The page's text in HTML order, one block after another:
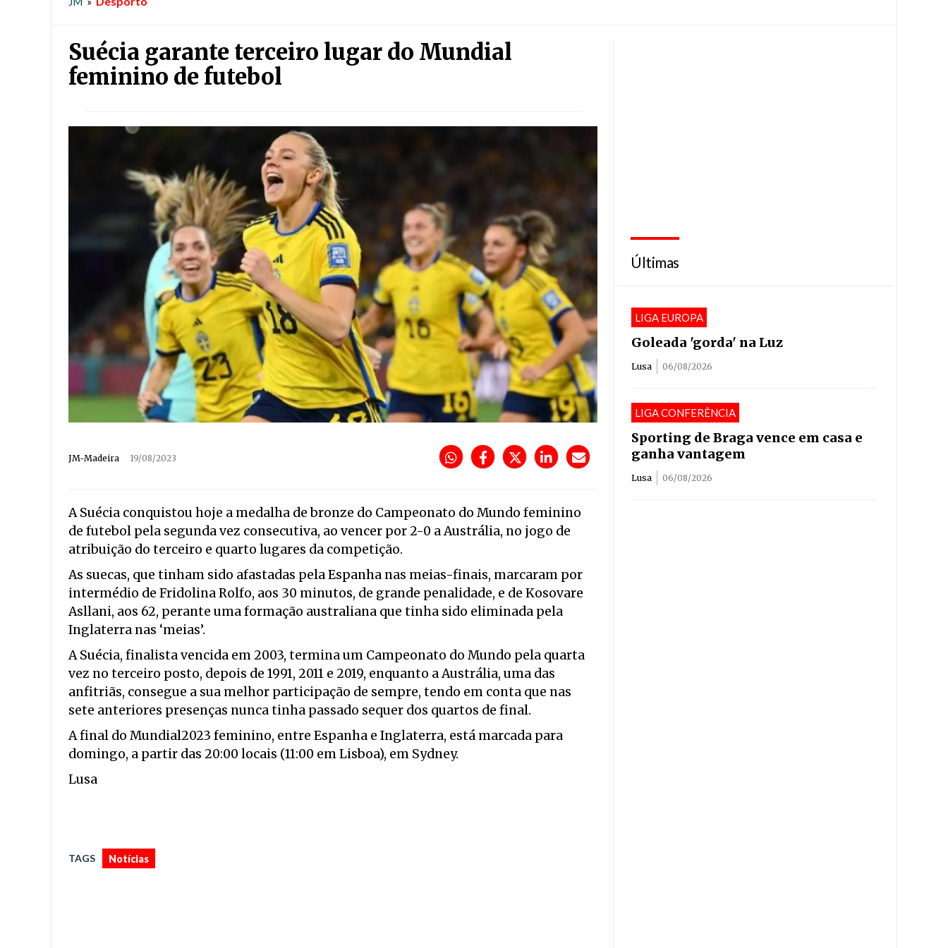
Suécia garante terceiro lugar do Mundial
feminino de futebol
JM-Madeira 19/08/2023
A Suécia conquistou hoje a medalha de bronze do Campeonato do Mundo feminino
de futebol pela segunda vez consecutiva, ao vencer por 2-0 a Austrália, no jogo de
atribuição do terceiro e quarto lugares da competição.
As suecas, que tinham sido afastadas pela Espanha nas meias-finais, marcaram por
intermédio de Fridolina Rolfo, aos 30 minutos, de grande penalidade, e de Kosovare
Asllani, aos 62, perante uma formação australiana que tinha sido eliminada pela
Inglaterra nas ‘meias’.
A Suécia, finalista vencida em 2003, termina um Campeonato do Mundo pela quarta
vez no terceiro posto, depois de 1991, 2011 e 2019, enquanto a Austrália, uma das
anfitriãs, consegue a sua melhor participação de sempre, tendo em conta que nas
sete anteriores presenças nunca tinha passado sequer dos quartos de final.
A final do Mundial2023 feminino, entre Espanha e Inglaterra, está marcada para
domingo, a partir das 20:00 locais (11:00 em Lisboa), em Sydney.
Lusa
TAGS Notícias
Últimas
LIGA EUROPA
Goleada 'gorda' na Luz
Lusa 06/08/2026
LIGA CONFERÊNCIA
Sporting de Braga vence em casa e
ganha vantagem
Lusa 06/08/2026